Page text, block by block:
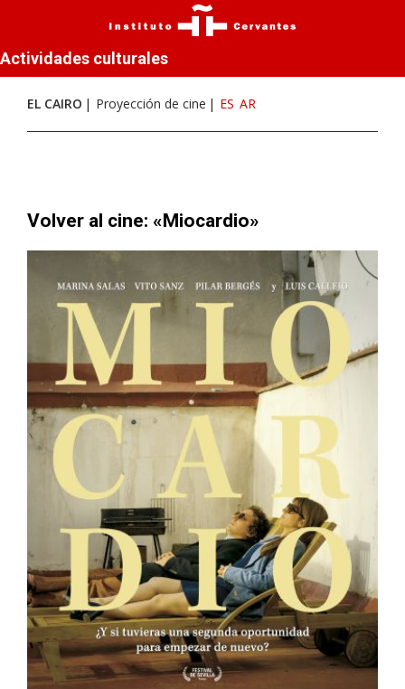
Actividades culturales
EL CAIRO Proyección de cine ES AR
Volver al cine: «Miocardio»